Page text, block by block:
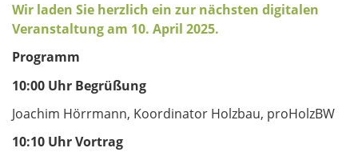
Wir laden Sie herzlich ein zur nächsten digitalen
Veranstaltung am 10. April 2025.
Programm
10:00 Uhr Begrüßung
Joachim Hörrmann, Koordinator Holzbau, proHolzBW
10:10 UhrVortrag